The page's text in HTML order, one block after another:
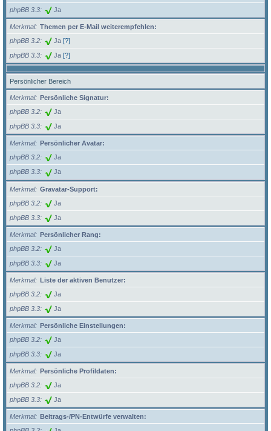
phpBB 3.3 Ja
Merkmal
Themen per E-Mail weiterempfehlen:
phpBB 3.2
Ja [?]
phpBB 3.3 Ja [?]
Persönlicher Bereich
Merkmal
Persönliche Signatur:
phpBB 3.2
Ja
phpBB 3.3 Ja
Merkmal
Persönlicher Avatar:
phpBB 3.2
Ja
phpBB 3.3 Ja
Merkmal
Gravatar-Support:
phpBB 3.2
Ja
phpBB 3.3 Ja
Merkmal
Persönlicher Rang:
phpBB 3.2
Ja
phpBB 3.3 Ja
Merkmal
Liste der aktiven Benutzer:
phpBB 3.2
Ja
phpBB 3.3 Ja
Merkmal
Persönliche Einstellungen:
phpBB 3.2
Ja
phpBB 3.3 Ja
Merkmal
Persönliche Profildaten:
phpBB 3.2
Ja
phpBB 3.3 Ja
Merkmal
Beitrags-/PN-Entwürfe verwalten: